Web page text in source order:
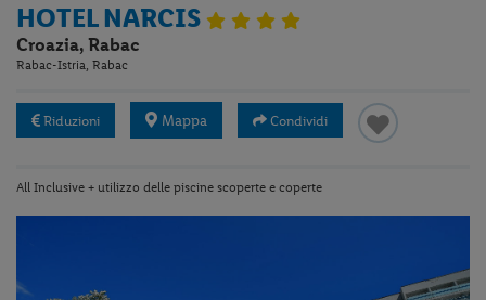
HOTEL NARCIS
Croazia, Rabac
Rabac-Istria, Rabac
Riduzioni Mappa Condividi
All Inclusive + utilizzo delle piscine scoperte e coperte